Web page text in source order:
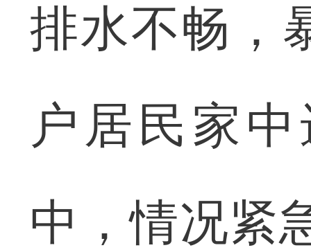
排水不畅，
户居民家
中，情况紧